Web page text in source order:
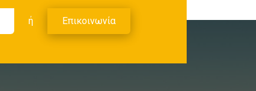
ή Επικοινωνία